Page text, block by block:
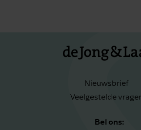
Nieuwsbrief
Veelgestelde
Bel ons: